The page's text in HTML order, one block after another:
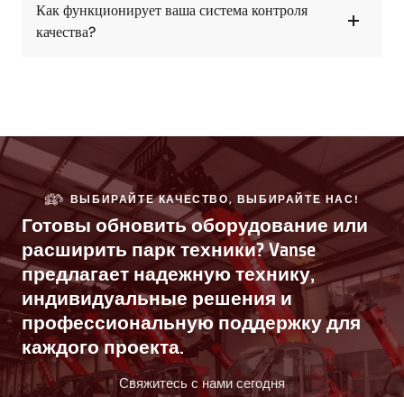
Как функционирует ваша система контроля
качества?
ВЫБИРАЙТЕ КАЧЕСТВО, ВЫБИРАЙТЕ НАС!
Готовы обновить оборудование или
расширить парк техники? Vanse
предлагает надежную технику,
индивидуальные решения и
профессиональную поддержку для
каждого проекта.
Свяжитесь с нами сегодня